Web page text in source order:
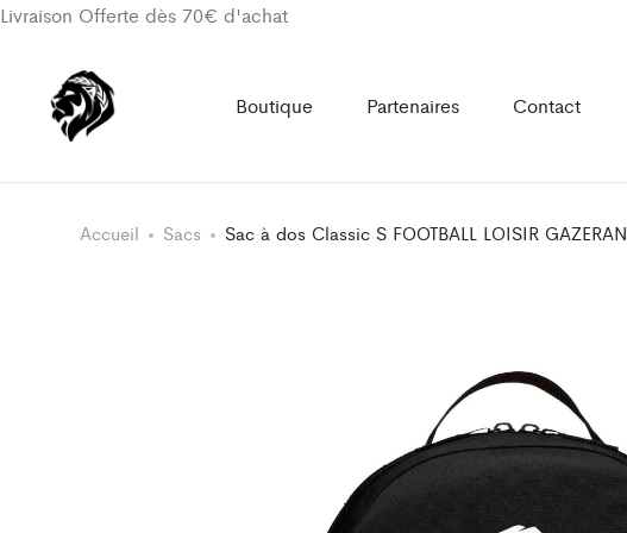
Livraison Offerte dès 70€ d'achat
Boutique Partenaires Contact
Accueil Sacs Sac à dos Classic S FOOTBALL LOISIR GAZERAN